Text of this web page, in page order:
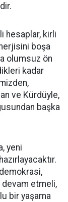
hesaplar, kirli
boşa
olumsuz ön
kadar
ve Kürdüyle,
başka
yeni
devam etmeli,
bir yaşama